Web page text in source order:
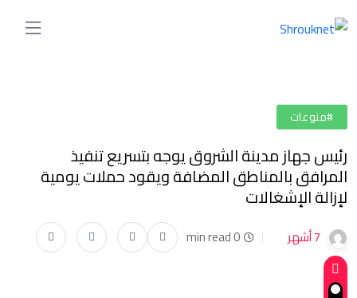
#منوعات
رئيس جهاز مدينة الشروق يوجه بتسريع تنفيذ
المرافق بالمناطق المضافة ويقود حملات يومية
لإزالة الإشغالات
7 أشهر 0 min read